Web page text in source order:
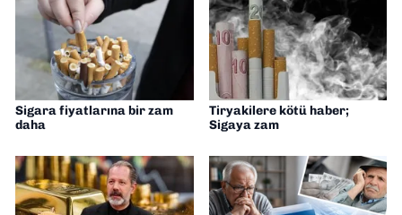
Sigara fiyatlarına bir zam
daha
Tiryakilere kötü haber;
Sigaya zam